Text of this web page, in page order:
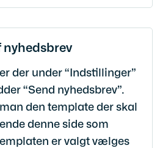
nyhedsbrev
der under “Indstillinger”
“Send nyhedsbrev”.
den template der skal
denne side som
er valgt vælges